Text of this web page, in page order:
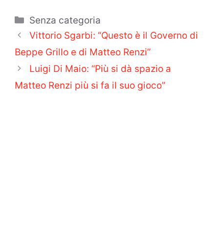
Categorie
Senza categoria
Vittorio Sgarbi: “Questo è il Governo di
Beppe Grillo e di Matteo Renzi”
Luigi Di Maio: “Più si dà spazio a
Matteo Renzi più si fa il suo gioco”